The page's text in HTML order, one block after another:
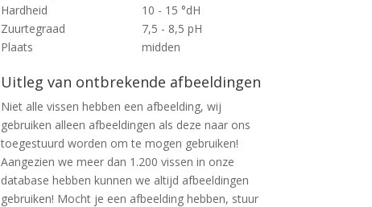
Hardheid
10 - 15 °dH
Zuurtegraad
7,5 - 8,5 pH
Plaats
midden
Uitleg van ontbrekende afbeeldingen
Niet alle vissen hebben een afbeelding, wij
gebruiken alleen afbeeldingen als deze naar ons
toegestuurd worden om te mogen gebruiken!
Aangezien we meer dan 1.200 vissen in onze
database hebben kunnen we altijd afbeeldingen
gebruiken! Mocht je een afbeelding hebben, stuur